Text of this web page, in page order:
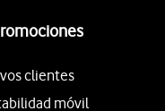
clientes
móvil